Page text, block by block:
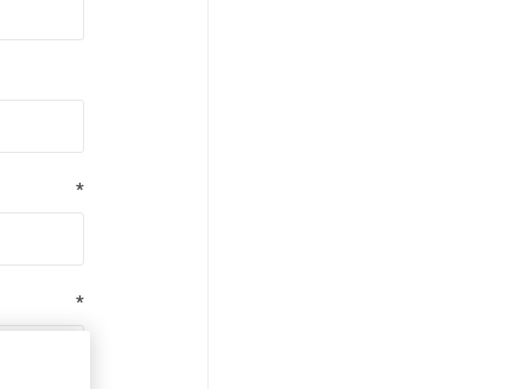
*
*